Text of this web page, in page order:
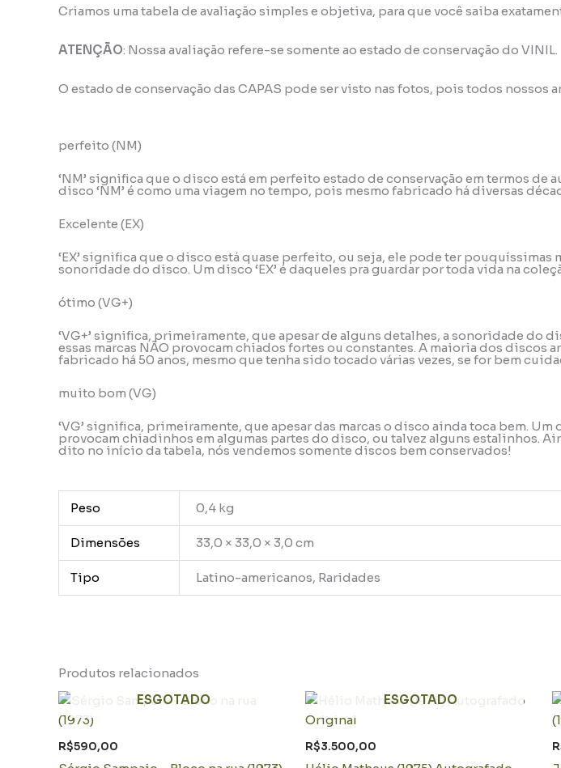
Criamos uma tabela de avaliação simples e objetiva, para que você saiba
ATENÇÃO: Nossa avaliação refere-se somente ao estado de conservação do VINIL.
O estado de conservação das CAPAS pode ser visto nas fotos, pois todos nossos
perfeito (NM)
‘NM’ significa que o disco está em perfeito estado de conservação em termos de
disco ‘NM’ é como uma viagem no tempo, pois mesmo fabricado há diversas
Excelente (EX)
‘EX’ significa que o disco está quase perfeito, ou seja, ele pode ter pouquíssimas
sonoridade do disco. Um disco ‘EX’ é daqueles pra guardar por toda vida na
ótimo (VG+)
‘VG+’ significa, primeiramente, que apesar de alguns detalhes, a sonoridade do
essas marcas NÃO provocam chiados fortes ou constantes. A maioria dos discos
fabricado há 50 anos, mesmo que tenha sido tocado várias vezes, se for bem
muito bom (VG)
‘VG’ significa, primeiramente, que apesar das marcas o disco ainda toca bem. Um
provocam chiadinhos em algumas partes do disco, ou talvez alguns estalinhos.
dito no início da tabela, nós vendemos somente discos bem conservados!
Peso 0,4 kg
Dimensões 33,0 × 33,0 × 3,0 cm
Tipo Latino-americanos, Raridades
Produtos relacionados
ESGOTADO
R$590,00
ESGOTADO
R$3.500,00